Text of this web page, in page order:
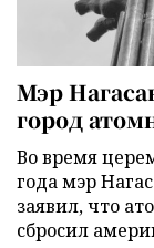
Мэр
город
Во время
года мэр
заявил, что
сбросил